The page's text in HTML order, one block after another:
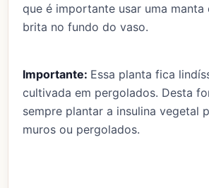
que é importante usar uma manta
brita no fundo do vaso.
Importante: Essa planta fica
cultivada em pergolados. Desta
sempre plantar a insulina vegetal
muros ou pergolados.